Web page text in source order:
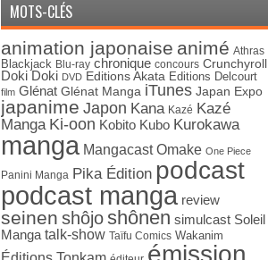
MOTS-CLÉS
animation japonaise animé Athras
Blackjack Blu-ray chronique concours Crunchyroll
Doki Doki DVD Editions Akata Editions Delcourt
film Glénat Glénat Manga iTunes Japan Expo
japanime Japon Kana Kazé Kazé
Manga Ki-oon Kobito Kubo Kurokawa
manga Mangacast Omake One Piece
Panini Manga Pika Édition podcast
podcast manga review
seinen shôjoshônen simulcast Soleil
Manga talk-show Taïfu Comics Wakanim
émission